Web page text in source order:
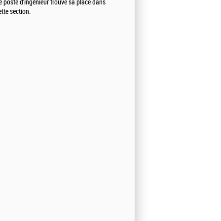
poste d'ingénieur trouve sa place dans
section.